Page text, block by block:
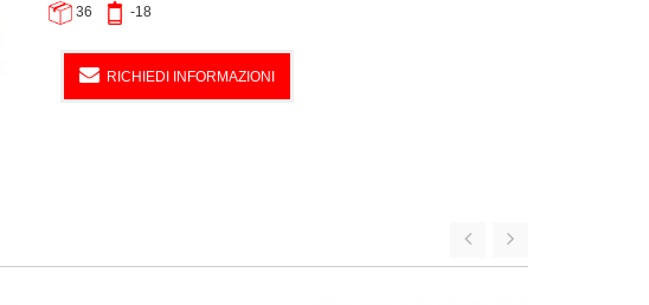
36 -18
RICHIEDI INFORMAZIONI